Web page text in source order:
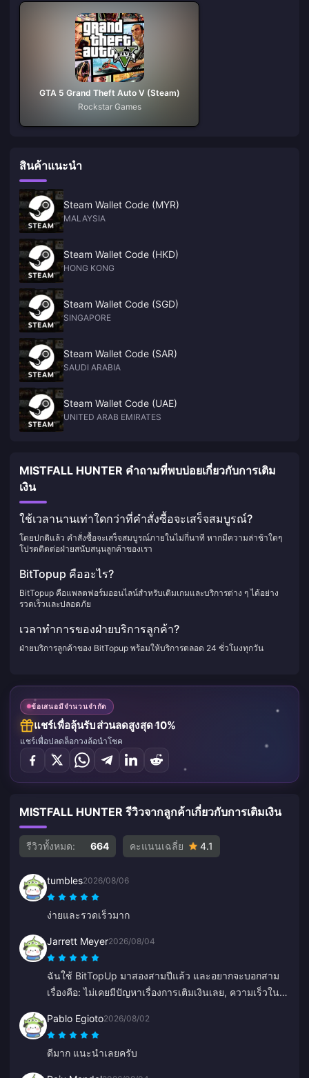
GTA 5 Grand Theft Auto V (Steam)
Rockstar Games
สินค้าแนะนำ
Steam Wallet Code (MYR)
MALAYSIA
Steam Wallet Code (HKD)
HONG KONG
Steam Wallet Code (SGD)
SINGAPORE
Steam Wallet Code (SAR)
SAUDI ARABIA
Steam Wallet Code (UAE)
UNITED ARAB EMIRATES
MISTFALL HUNTER คำถามที่พบบ่อยเกี่ยวกับการเติม
เงิน
ใช้เวลานานเท่าใดกว่าที่คำสั่งซื้อจะเสร็จสมบูรณ์?
โดยปกติแล้ว คำสั่งซื้อจะเสร็จสมบูรณ์ภายในไม่กี่นาที หากมีความล่าช้าใดๆ
โปรดติดต่อฝ่ายสนับสนุนลูกค้าของเรา
BitTopup คืออะไร?
BitTopup คือแพลตฟอร์มออนไลน์สำหรับเติมเกมและบริการต่าง ๆ ได้อย่าง
รวดเร็วและปลอดภัย
เวลาทำการของฝ่ายบริการลูกค้า?
ฝ่ายบริการลูกค้าของ BitTopup พร้อมให้บริการตลอด 24 ชั่วโมงทุกวัน
ข้อเสนอมีจำนวนจำกัด
แชร์เพื่อลุ้นรับส่วนลดสูงสุด 10%
แชร์เพื่อปลดล็อกวงล้อนำโชค
MISTFALL HUNTER รีวิวจากลูกค้าเกี่ยวกับการเติมเงิน
รีวิวทั้งหมด: 664 คะแนนเฉลี่ย 4.1
tumbles2026/08/06
ง่ายและรวดเร็วมาก
Jarrett Meyer2026/08/04
ฉันใช้ BitTopUp มาสองสามปีแล้ว และอยากจะบอกสาม
เรื่องคือ: ไม่เคยมีปัญหาเรื่องการเติมเงินเลย, ความเร็วใน
คลิกไม่กี่ทีก็เรียบร้อย ช่วยให้ชีวิตง่ายขึ้นเยอะ
Pablo Egioto2026/08/02
ดีมาก แนะนำเลยครับ